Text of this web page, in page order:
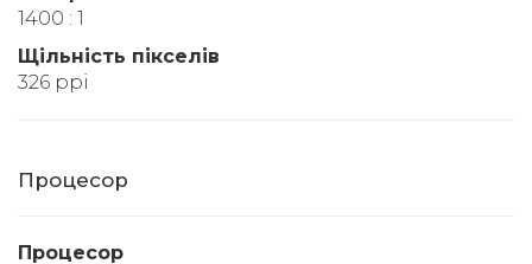
1400 : 1
Щільність пікселів
326 ppi
Процесор
Процесор